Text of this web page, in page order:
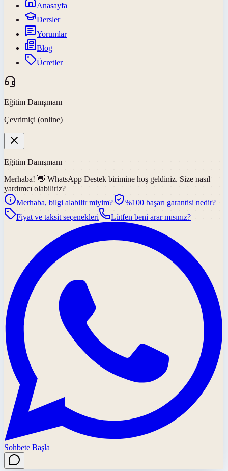
Anasayfa
Dersler
Yorumlar
Blog
Ücretler
Eğitim Danışmanı
Çevrimiçi (online)
Eğitim Danışmanı
Merhaba! 👋 WhatsApp Destek birimine hoş geldiniz. Size nasıl
yardımcı olabiliriz?
Merhaba, bilgi alabilir miyim?
%100 başarı garantisi nedir?
Fiyat ve taksit seçenekleri
Lütfen beni arar mısınız?
Sohbete Başla